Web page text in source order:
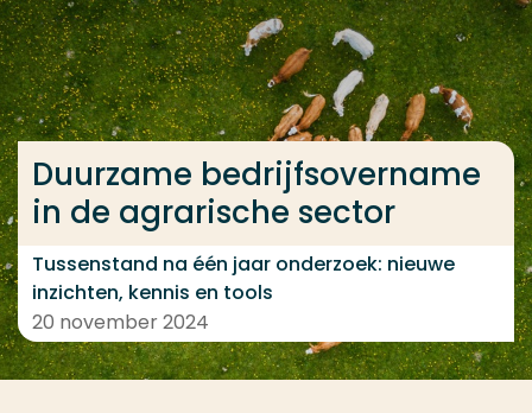
Ga direct naar de content
... > Duurzame bedrijfsovername in de agrarische
Duurzame bedrijfsovername
in de agrarische sector
Tussenstand na één jaar onderzoek: nieuwe
inzichten, kennis en tools
20 november 2024
Veel gezocht
Opleiding
Contact